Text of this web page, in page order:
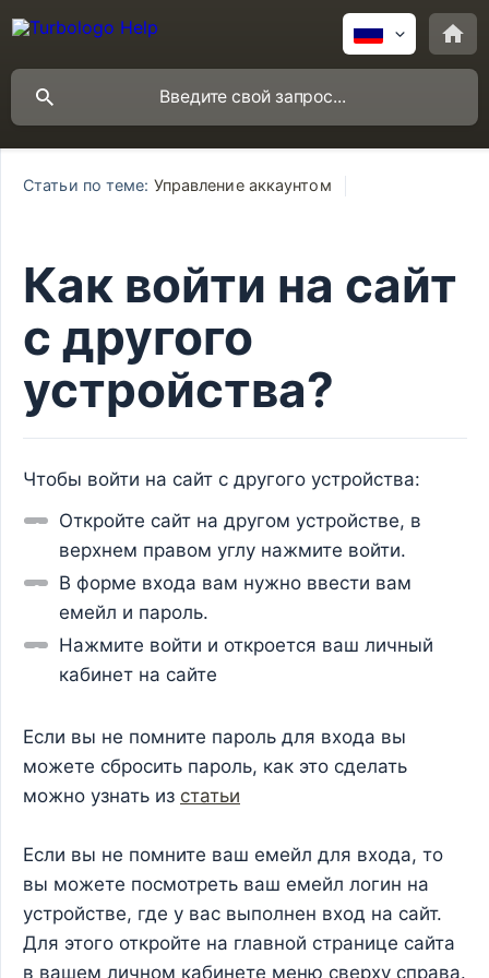
Статьи по теме: Управление аккаунтом
Как войти на сайт
с другого
устройства?
Чтобы войти на сайт с другого устройства:
Откройте сайт на другом устройстве, в
верхнем правом углу нажмите войти.
В форме входа вам нужно ввести вам
емейл и пароль.
Нажмите войти и откроется ваш личный
кабинет на сайте
Если вы не помните пароль для входа вы
можете сбросить пароль, как это сделать
можно узнать из статьи
Если вы не помните ваш емейл для входа, то
вы можете посмотреть ваш емейл логин на
устройстве, где у вас выполнен вход на сайт.
Для этого откройте на главной странице сайта
в вашем личном кабинете меню сверху справа.